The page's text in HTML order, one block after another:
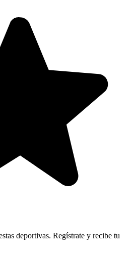
deportivas. Regístrate y recibe tu